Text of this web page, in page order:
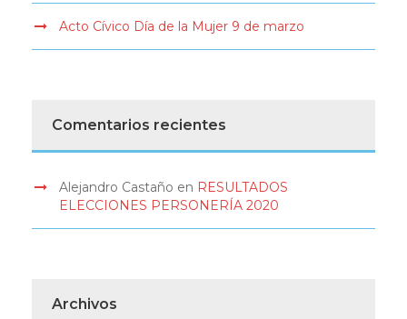
Acto Cívico Día de la Mujer 9 de marzo
Comentarios recientes
Alejandro Castaño en RESULTADOS
ELECCIONES PERSONERÍA 2020
Archivos